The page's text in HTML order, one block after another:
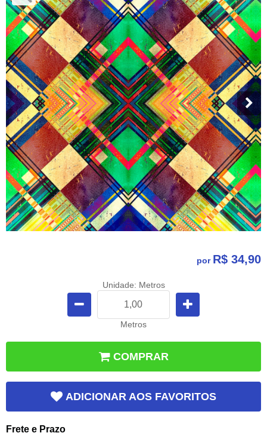
por R$ 34,90
Unidade: Metros
Metros
COMPRAR
ADICIONAR AOS FAVORITOS
Frete e Prazo